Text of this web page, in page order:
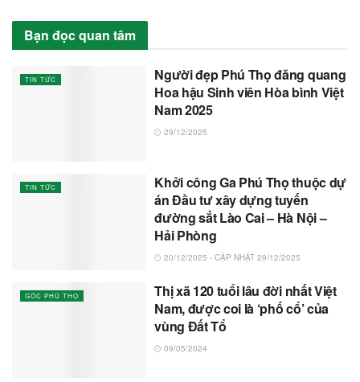
Bạn đọc quan tâm
TIN TỨC
Người đẹp Phú Thọ đăng quang
Hoa hậu Sinh viên Hòa bình Việt
Nam 2025
29/12/2025
TIN TỨC
Khởi công Ga Phú Thọ thuộc dự
án Đầu tư xây dựng tuyến
đường sắt Lào Cai – Hà Nội –
Hải Phòng
20/12/2025 - CẬP NHẬT 29/12/2025
GÓC PHÚ THỌ
Thị xã 120 tuổi lâu đời nhất Việt
Nam, được coi là ‘phố cổ’ của
vùng Đất Tổ
09/05/2024